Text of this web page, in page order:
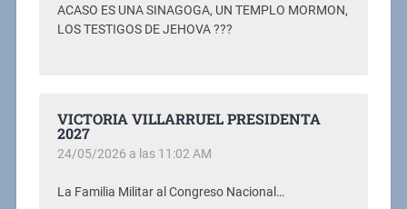
ACASO ES UNA SINAGOGA, UN TEMPLO MORMON,
LOS TESTIGOS DE JEHOVA ???
VICTORIA VILLARRUEL PRESIDENTA
2027
24/05/2026 a las 11:02 AM
La Familia Militar al Congreso Nacional…